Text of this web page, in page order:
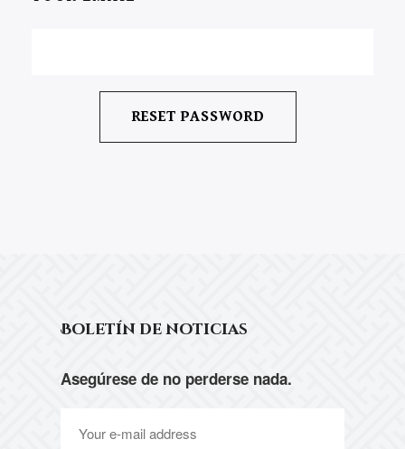
Boletín de noticias
Asegúrese de no perderse nada.